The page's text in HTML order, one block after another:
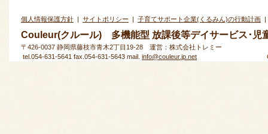
個人情報保護方針 | サイトポリシー | 子育てサポート企業(くるみん)の行動計画
Couleur(クルール) 多機能型 放課後等デイサービス･児
〒426-0037 静岡県藤枝市青木2丁目19-28 運営：株式会社トレミー
tel.054-631-5641 fax.054-631-5643 mail. info@couleur.jp.net